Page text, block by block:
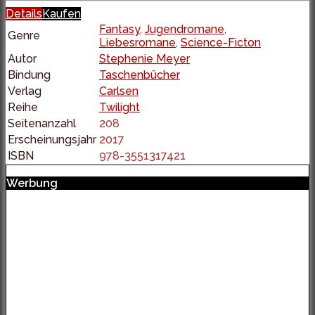
DetailsKaufen
Genre
Fantasy, Jugendromane,
Liebesromane, Science-Ficton
Autor
Stephenie Meyer
Bindung
Taschenbücher
Verlag
Carlsen
Reihe
Twilight
Seitenanzahl
208
Erscheinungsjahr 2017
ISBN
978-3551317421
Werbung